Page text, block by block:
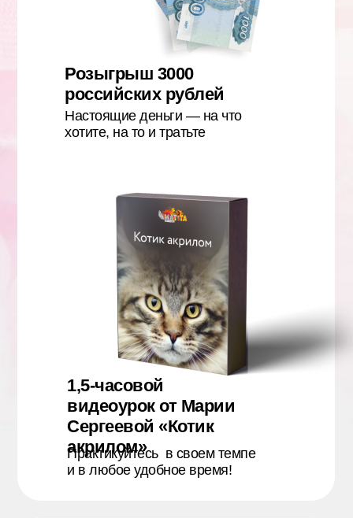
Розыгрыш 3000
российских рублей
Настоящие деньги — на что
хотите, на то и тратьте
1,5-часовой
видеоурок от Марии
Сергеевой «Котик
акрилом»
Практикуйтесь в своем темпе
и в любое удобное время!